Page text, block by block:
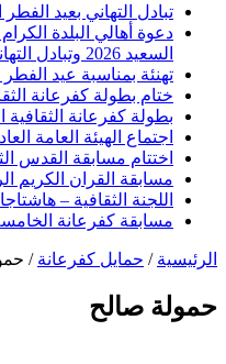
تبادل التهاني بعيد الفطر
دعوة أهالي البلدة
السعيد 2026 وتبادل التهاني بهذه المناسبة المباركة.
تهنئة بمناسبة عيد الفطر
ختام بطولة كفرعانة
بطولة كفرعانة
اجتماع الهيئة العامة العادي
اختتام مسابقة القدس
مسابقة القران الكريم
اللجنة الثقافية –
مسابقة كفرعانة
الرئيسية / حمايل كفرعانة /
حمولة صالح